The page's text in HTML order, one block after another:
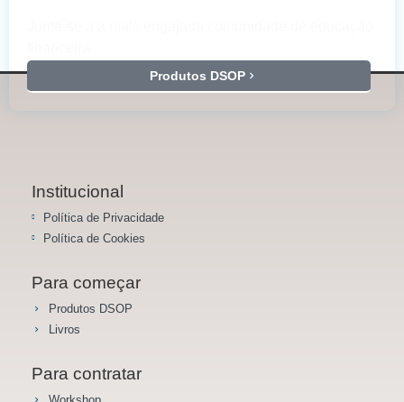
Produtos DSOP
Institucional
Política de Privacidade
Política de Cookies
Para começar
Produtos DSOP
Livros
Para contratar